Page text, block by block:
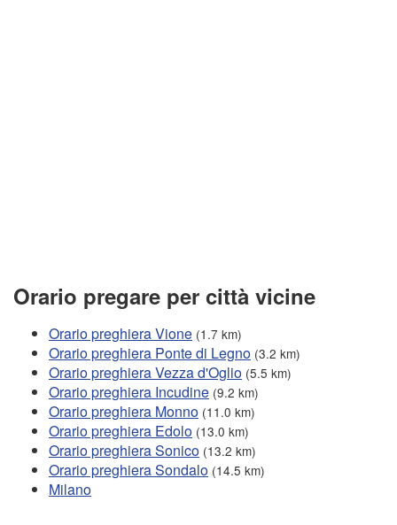
Orario pregare per città vicine
Orario preghiera Vione (1.7 km)
Orario preghiera Ponte di Legno (3.2 km)
Orario preghiera Vezza d'Oglio (5.5 km)
Orario preghiera Incudine (9.2 km)
Orario preghiera Monno (11.0 km)
Orario preghiera Edolo (13.0 km)
Orario preghiera Sonico (13.2 km)
Orario preghiera Sondalo (14.5 km)
Milano